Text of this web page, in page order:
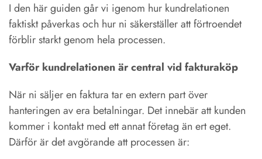
I den här guiden går vi igenom hur kundrelationen
faktiskt påverkas och hur ni säkerställer att förtroendet
förblir starkt genom hela processen.
Varför kundrelationen är central vid fakturaköp
När ni säljer en faktura tar en extern part över
hanteringen av era betalningar. Det innebär att kunden
kommer i kontakt med ett annat företag än ert eget.
Därför är det avgörande att processen är: